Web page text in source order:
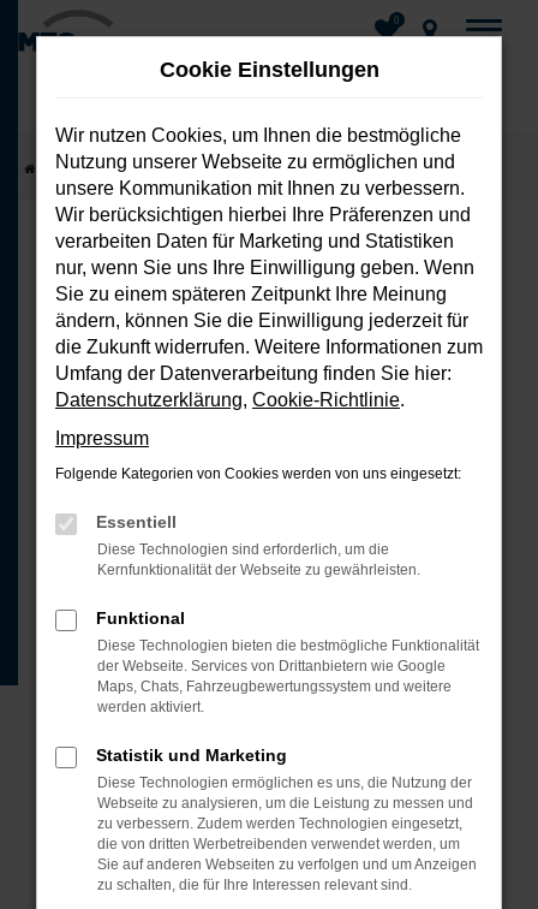
Zum
Hauptinhalt
springen
0
Startseite Fahrzeuge Fahrzeug-Showroom
FEHLER: NETWORK ERROR
Beim Laden ist ein Fehler aufgetreten.
Hier sind ein paar Tipps, die dir helfen
können:
Überprüfe deine Firewall und
deine Internetverbindung.
Laden andere Webseiten, zum
Beispiel deine Suchmaschine?
Browsererweiterungen.
Manche Erweiterungen, wie
Werbeblocker, können das Laden
bestimmter Seiten verhindern.
Funktioniert die Seite in einem
anderen Browser oder in einem
privaten Fenster?
Starte dein Gerät neu.
Das kann manchmal helfen,
Cookie Einstellungen
Wir nutzen Cookies, um Ihnen die bestmögliche
Nutzung unserer Webseite zu ermöglichen und
unsere Kommunikation mit Ihnen zu verbessern.
Wir berücksichtigen hierbei Ihre Präferenzen und
verarbeiten Daten für Marketing und Statistiken
nur, wenn Sie uns Ihre Einwilligung geben. Wenn
Sie zu einem späteren Zeitpunkt Ihre Meinung
ändern, können Sie die Einwilligung jederzeit für
die Zukunft widerrufen. Weitere Informationen zum
Umfang der Datenverarbeitung finden Sie hier:
Datenschutzerklärung, Cookie-Richtlinie.
Impressum
Folgende Kategorien von Cookies werden von uns eingesetzt:
Essentiell
Diese Technologien sind erforderlich, um die
Kernfunktionalität der Webseite zu gewährleisten.
Funktional
Diese Technologien bieten die bestmögliche Funktionalität
der Webseite. Services von Drittanbietern wie Google
Maps, Chats, Fahrzeugbewertungssystem und weitere
werden aktiviert.
Statistik und Marketing
Diese Technologien ermöglichen es uns, die Nutzung der
Webseite zu analysieren, um die Leistung zu messen und
zu verbessern. Zudem werden Technologien eingesetzt,
die von dritten Werbetreibenden verwendet werden, um
Sie auf anderen Webseiten zu verfolgen und um Anzeigen
zu schalten, die für Ihre Interessen relevant sind.